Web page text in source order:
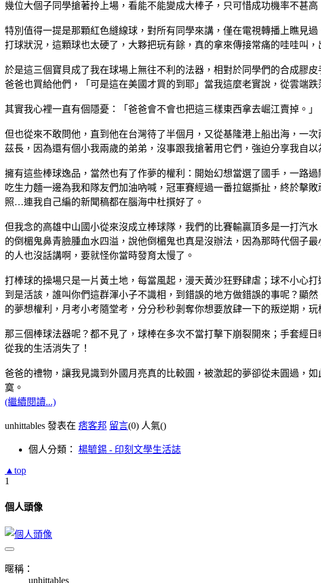
幾位大個子同學搶著拎上場，看能不能變成大棒子，只可惜成功機率不甚高
特別值得一提是那顆紅色縫線球，對所有同學來講，僅在電視轉播上瞧見
打球狀況，這顆球也太硬了，大夥把玩有餘，真的拿來傳接常痛的哇哇叫
於是這三個寶貝成了我在球場上無往不利的法器，相對於同學們的合成膠
爸爸也買給他們，「可是這在美國才買的到耶」當我這麼老實說，從雲端
其實我心裡一直有個隱憂：「爸爸會不會也把這三樣東西拿去崛江賣掉。」
但也從來不敢問他，直到他在台灣待了半個月，又從基隆港上船出海，一
茲長，因為還有個小我兩歲的弟弟，沒事跟我搶著用它們，強迫分享我自以
擁有這些棒球逸品，當然也有了作夢的權利：開始幻想當選了國手，一路
吃生力麵一邊為我和隊友們加油吶喊，冠軍賽經過一番拉鋸撕扯，終於擊
照…連我自己編的新聞稿都在腦海中杜撰好了。
但我念的高雄中山國小從來沒成立棒球隊，我們的比賽輸贏頂多是一打汽
的倒楣鬼鼻青臉腫血水四溢，說他倒楣鬼也真是沒辦法，因為那時代個子
的人也沒話講啊，要就怪你當時發育太慢了。
打棒球的操場只是一片黃土地，每當風起，漫天黃沙狂野肆虐；球不小心
到是活該，誰叫你們這群渾小子不識相，到錯誤的地方做錯誤的事呢？顯
的夢想權利，月考小考隨堂考，分分秒秒剝奪你想要放肆一下的叛逆期，
那三個棒球法器呢？都不見了，球棒在多次不當打擊下崩裂開來；手套經
從我的生活消失了！
爸爸的禮物，讓我見識到外國月亮真的比較圓，被激起的夢卻從未圓過，
寞。
(繼續閱讀...)
unhittables 發表在 痞客邦 留言(0) 人氣()
個人分類： 楊毓錫 - 印刻文學生活誌
▲top
1
個人頭像
暱稱：
unhittables